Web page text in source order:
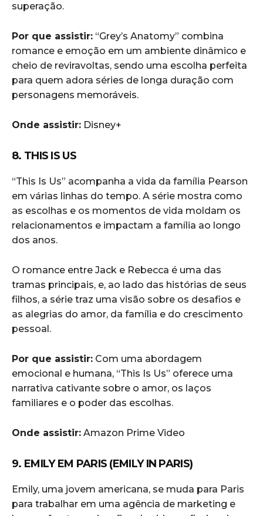
superação.
Por que assistir: “Grey’s Anatomy” combina
romance e emoção em um ambiente dinâmico e
cheio de reviravoltas, sendo uma escolha perfeita
para quem adora séries de longa duração com
personagens memoráveis.
Onde assistir: Disney+
8. THIS IS US
“This Is Us” acompanha a vida da família Pearson
em várias linhas do tempo. A série mostra como
as escolhas e os momentos de vida moldam os
relacionamentos e impactam a família ao longo
dos anos.
O romance entre Jack e Rebecca é uma das
tramas principais, e, ao lado das histórias de seus
filhos, a série traz uma visão sobre os desafios e
as alegrias do amor, da família e do crescimento
pessoal.
Por que assistir: Com uma abordagem
emocional e humana, “This Is Us” oferece uma
narrativa cativante sobre o amor, os laços
familiares e o poder das escolhas.
Onde assistir: Amazon Prime Video
9. EMILY EM PARIS (EMILY IN PARIS)
Emily, uma jovem americana, se muda para Paris
para trabalhar em uma agência de marketing e